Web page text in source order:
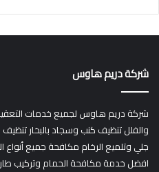
شركة دريم هاوس
شركة دريم هاوس لجميع خدمات
والفلل تنظيف كنب وسجاد بالبخار
جلي وتلميع الرخام مكافحة جميع أنواع
افضل خدمة مكافحة الحمام وتركيب